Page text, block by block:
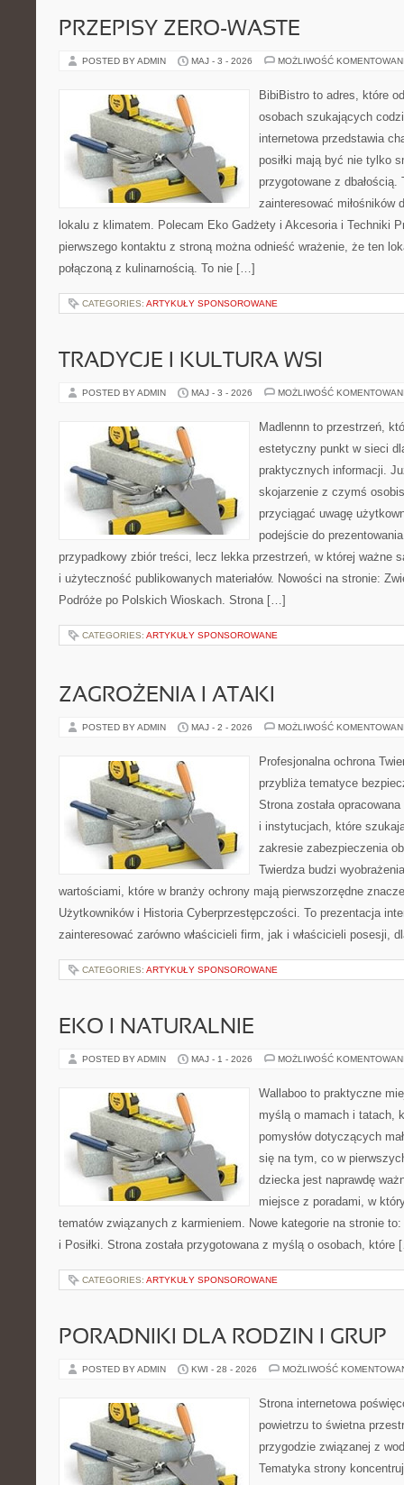
PRZEPISY ZERO-WASTE
POSTED BY ADMIN MAJ - 3 - 2026 MOŻLIWOŚĆ
BibiBistro to adres, które
osobach szukających
internetowa przedstawia
posiłki mają być nie tylko
przygotowane z
zainteresować miłośników
lokalu z klimatem. Polecam Eko Gadżety i Akcesoria i Techniki
pierwszego kontaktu z stroną można odnieść wrażenie, że ten
połączoną z kulinarnością. To nie […]
CATEGORIES: ARTYKUŁY SPONSOROWANE
TRADYCJE I KULTURA WSI
POSTED BY ADMIN MAJ - 3 - 2026 MOŻLIWOŚĆ
Madlennn to przestrzeń,
estetyczny punkt w sieci
praktycznych informacji.
skojarzenie z czymś
przyciągać uwagę
podejście do
przypadkowy zbiór treści, lecz lekka przestrzeń, w której ważne
i użyteczność publikowanych materiałów. Nowości na stronie:
Podróże po Polskich Wioskach. Strona […]
CATEGORIES: ARTYKUŁY SPONSOROWANE
ZAGROŻENIA I ATAKI
POSTED BY ADMIN MAJ - 2 - 2026 MOŻLIWOŚĆ
Profesjonalna ochrona
przybliża tematyce
Strona została
i instytucjach, które
zakresie zabezpieczenia
Twierdza budzi
wartościami, które w branży ochrony mają pierwszorzędne
Użytkowników i Historia Cyberprzestępczości. To prezentacja
zainteresować zarówno właścicieli firm, jak i właścicieli posesji,
CATEGORIES: ARTYKUŁY SPONSOROWANE
EKO I NATURALNIE
POSTED BY ADMIN MAJ - 1 - 2026 MOŻLIWOŚĆ
Wallaboo to praktyczne
myślą o mamach i tatach,
pomysłów dotyczących
się na tym, co w
dziecka jest naprawdę
miejsce z poradami, w
tematów związanych z karmieniem. Nowe kategorie na stronie
i Posiłki. Strona została przygotowana z myślą o osobach, które
CATEGORIES: ARTYKUŁY SPONSOROWANE
PORADNIKI DLA RODZIN I GRUP
POSTED BY ADMIN KWI - 28 - 2026 MOŻLIWOŚĆ
Strona internetowa
powietrzu to świetna
przygodzie związanej z
Tematyka strony